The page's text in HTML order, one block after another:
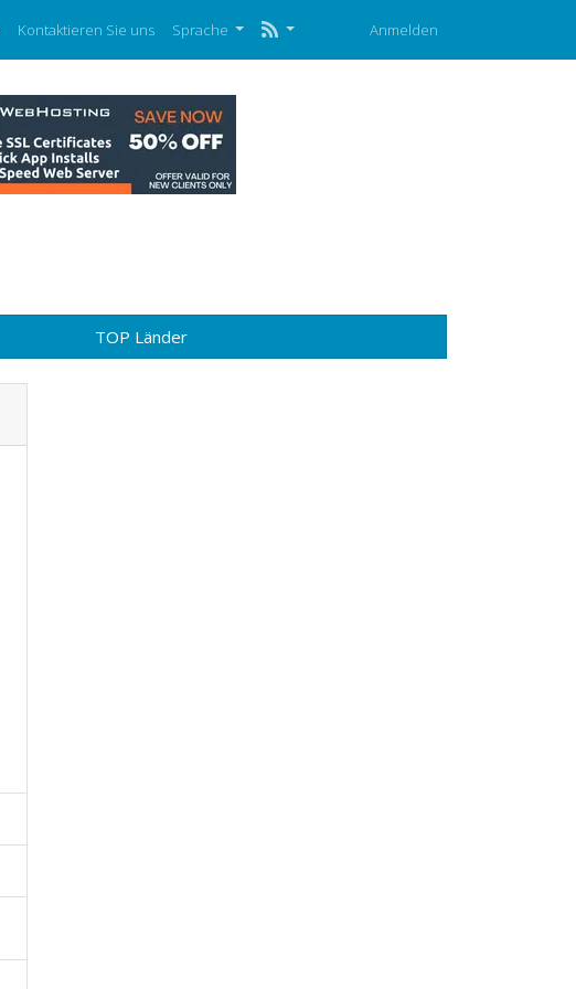
Kontaktieren Sie uns Sprache Anmelden
TOP Länder